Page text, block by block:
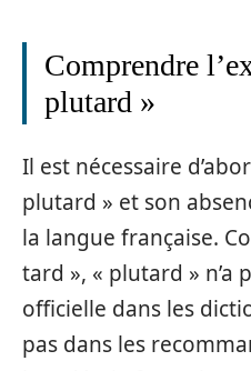
Comprendre
plutard »
Il est nécessaire
plutard » et son
la langue française.
tard », « plutard » n’a
officielle dans les
pas dans les